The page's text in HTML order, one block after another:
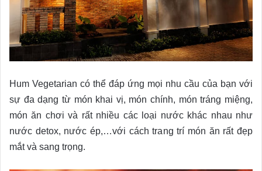
Hum Vegetarian có thể đáp ứng mọi nhu cầu của bạn với
sự đa dạng từ món khai vị, món chính, món tráng miệng,
món ăn chơi và rất nhiều các loại nước khác nhau như
nước detox, nước ép,…với cách trang trí món ăn rất đẹp
mắt và sang trọng.